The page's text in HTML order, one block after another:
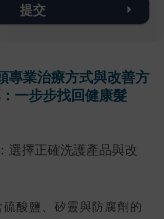
提交
專業治療方式與改善方
一步步找回健康髮
選擇正確洗護產品與改
酸鹽、矽靈與防腐劑的